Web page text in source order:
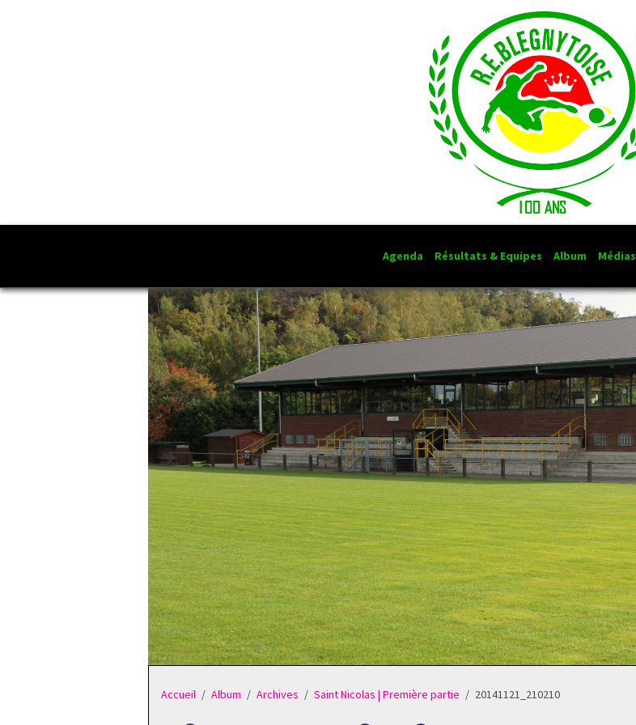
Agenda Résultats & Equipes Album Médias
Accueil Album Archives Saint Nicolas | Première partie 20141121_210210